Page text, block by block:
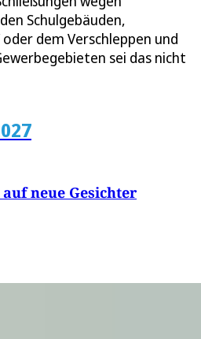
Schulgebäuden,
dem Verschleppen und
sei das nicht
neue Gesichter